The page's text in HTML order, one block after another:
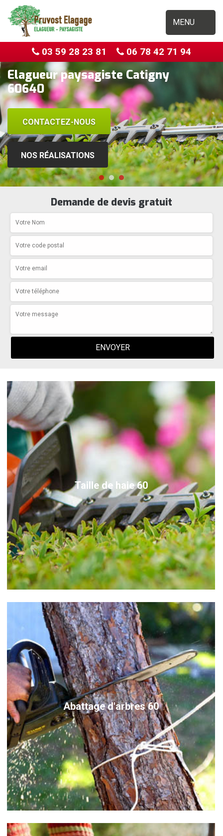
MENU
03 59 28 23 81 06 78 42 71 94
Elagueur paysagiste Catigny
60640
CONTACTEZ-NOUS
NOS RÉALISATIONS
Demande de devis gratuit
Taille de haie 60
Abattage d'arbres 60